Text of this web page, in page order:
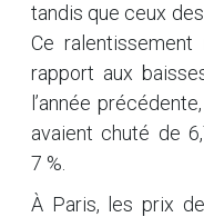
tandis que ceux
Ce
rapport aux
l’année
avaient chuté de
7 %.
À Paris, les prix